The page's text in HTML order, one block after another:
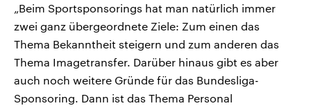
„Beim Sportsponsorings hat man natürlich immer
zwei ganz übergeordnete Ziele: Zum einen das
Thema Bekanntheit steigern und zum anderen das
Thema Imagetransfer. Darüber hinaus gibt es aber
auch noch weitere Gründe für das Bundesliga-
Sponsoring. Dann ist das Thema Personal